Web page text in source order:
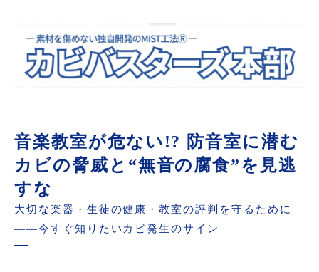
音楽教室が危ない!? 防音室に潜む
カビの脅威と“無音の腐食”を見逃
すな
大切な楽器・生徒の健康・教室の評判を守るために
——今すぐ知りたいカビ発生のサイン